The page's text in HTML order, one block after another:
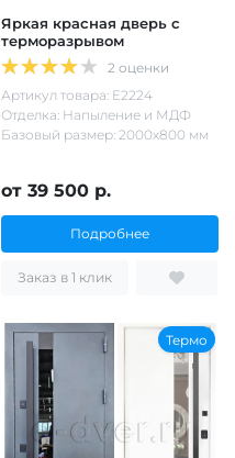
Яркая красная дверь с
терморазрывом
2 оценки
Артикул товара: Е2224
Отделка: Напыление и МДФ
Базовый размер: 2000х800 мм
от 39 500 р.
Подробнее
Заказ в 1 клик
Термо